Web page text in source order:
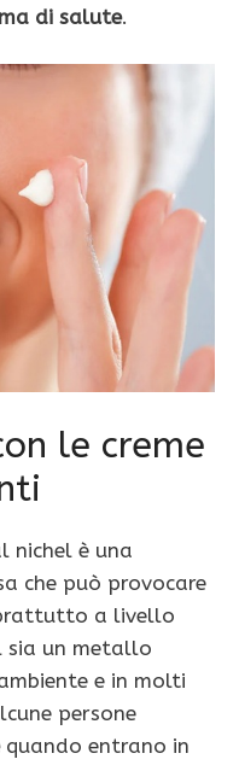
di salute.
le creme
nichel è una
che può provocare
a livello
sia un metallo
e in molti
persone
quando entrano in